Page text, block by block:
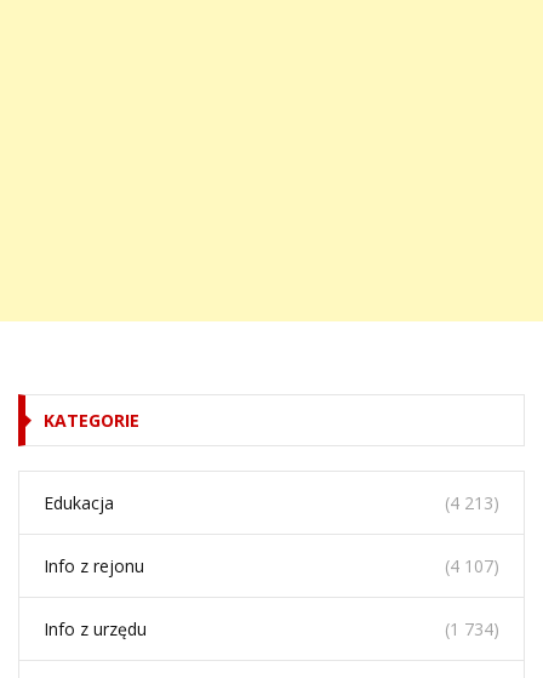
KATEGORIE
Edukacja (4 213)
Info z rejonu (4 107)
Info z urzędu (1 734)